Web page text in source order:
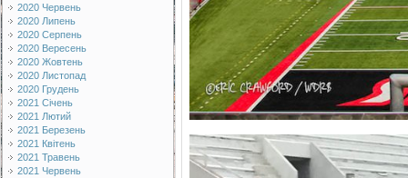
2020 Червень
2020 Липень
2020 Серпень
2020 Вересень
2020 Жовтень
2020 Листопад
2020 Грудень
2021 Січень
2021 Лютий
2021 Березень
2021 Квітень
2021 Травень
2021 Червень